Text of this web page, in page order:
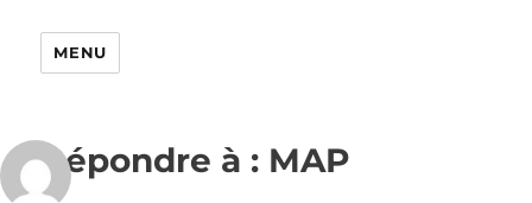
MENU
Répondre à : MAP